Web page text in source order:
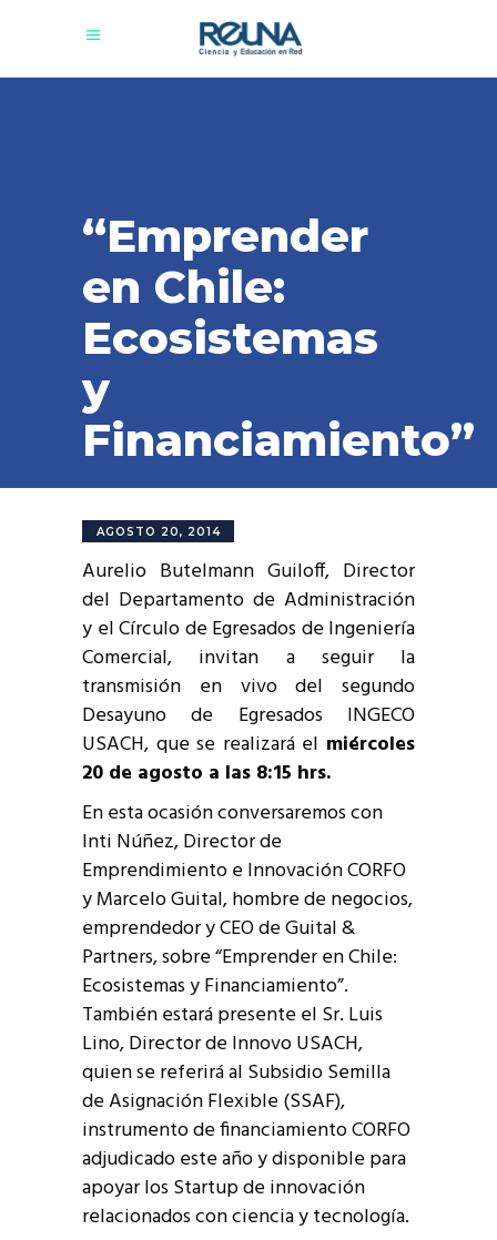
“Emprender
en Chile:
Ecosistemas
y
Financiamiento”
AGOSTO 20, 2014
Aurelio Butelmann Guiloff, Director
del Departamento de Administración
y el Círculo de Egresados de Ingeniería
Comercial, invitan a seguir la
transmisión en vivo del segundo
Desayuno de Egresados INGECO
USACH, que se realizará el miércoles
20 de agosto a las 8:15 hrs.
En esta ocasión conversaremos con
Inti Núñez, Director de
Emprendimiento e Innovación CORFO
y Marcelo Guital, hombre de negocios,
emprendedor y CEO de Guital &
Partners, sobre “Emprender en Chile:
Ecosistemas y Financiamiento”.
También estará presente el Sr. Luis
Lino, Director de Innovo USACH,
quien se referirá al Subsidio Semilla
de Asignación Flexible (SSAF),
instrumento de financiamiento CORFO
adjudicado este año y disponible para
apoyar los Startup de innovación
relacionados con ciencia y tecnología.